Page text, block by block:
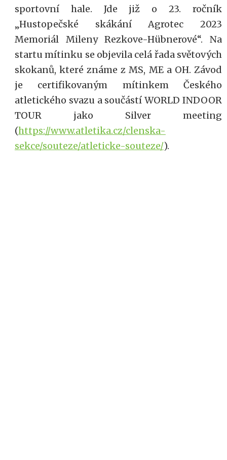
sportovní hale. Jde již o 23. ročník
„Hustopečské skákání Agrotec 2023
Memoriál Mileny Rezkove-Hübnerové“. Na
startu mítinku se objevila celá řada světových
skokanů, které známe z MS, ME a OH. Závod
je certifikovaným mítinkem Českého
atletického svazu a součástí WORLD INDOOR
TOUR jako Silver meeting
(https://www.atletika.cz/clenska-
sekce/souteze/atleticke-souteze/).